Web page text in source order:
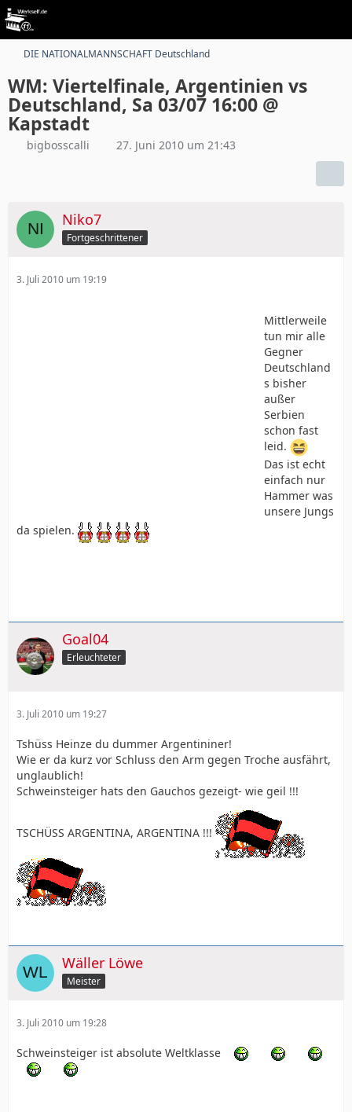
DIE NATIONALMANNSCHAFT Deutschland
WM: Viertelfinale, Argentinien vs
Deutschland, Sa 03/07 16:00 @
Kapstadt
bigbosscalli 27. Juni 2010 um 21:43
Niko7
Fortgeschrittener
3. Juli 2010 um 19:19
Mittlerweile
tun mir alle
Gegner
Deutschland
s bisher
außer
Serbien
schon fast
leid.
Das ist echt
einfach nur
Hammer was
unsere Jungs
da spielen.
Goal04
Erleuchteter
3. Juli 2010 um 19:27
Tshüss Heinze du dummer Argentininer!
Wie er da kurz vor Schluss den Arm gegen Troche ausfährt,
unglaublich!
Schweinsteiger hats den Gauchos gezeigt- wie geil !!!
TSCHÜSS ARGENTINA, ARGENTINA !!!
Wäller Löwe
Meister
3. Juli 2010 um 19:28
Schweinsteiger ist absolute Weltklasse